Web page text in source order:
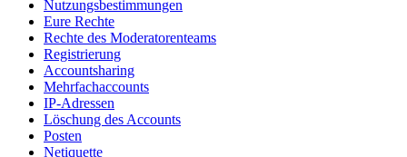
Nutzungsbestimmungen
Eure Rechte
Rechte des Moderatorenteams
Registrierung
Accountsharing
Mehrfachaccounts
IP-Adressen
Löschung des Accounts
Posten
Netiquette